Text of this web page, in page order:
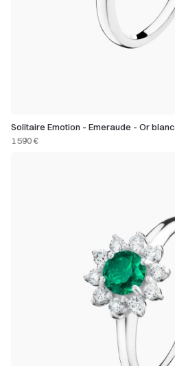
Solitaire Emotion - Emeraude - Or blanc
1 590 €